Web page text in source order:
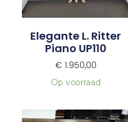
Elegante L. Ritter
Piano UP110
€ 1.950,00
Op voorraad